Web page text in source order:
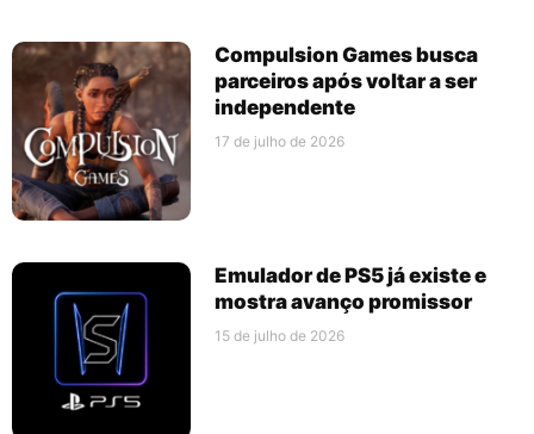
Compulsion Games busca
parceiros após voltar a ser
independente
17 de julho de 2026
Emulador de PS5 já existe e
mostra avanço promissor
15 de julho de 2026